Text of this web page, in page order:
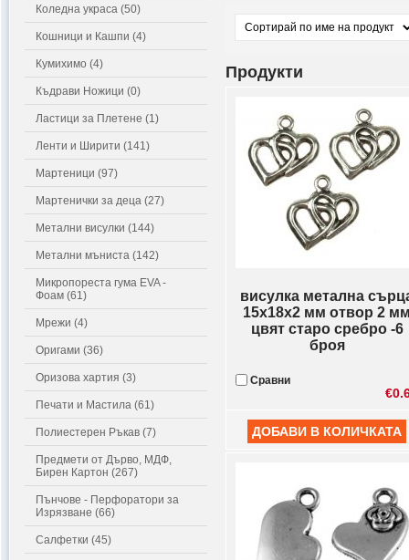
Коледна украса (50)
Кошници и Кашпи (4)
Кумихимо (4)
Къдрави Ножици (0)
Ластици за Плетене (1)
Ленти и Ширити (141)
Мартеници (97)
Мартенички за деца (27)
Метални висулки (144)
Метални мъниста (142)
Микропореста гума EVA -
Фоам (61)
Мрежи (4)
Оригами (36)
Оризова хартия (3)
Печати и Мастила (61)
Полиестерен Ръкав (7)
Предмети от Дърво, МДФ,
Бирен Картон (267)
Пънчове - Перфоратори за
Изрязване (66)
Салфетки (45)
Продукти
висулка метална
15x18x2 мм отвор 2
цвят старо сребро -6
броя
Сравни